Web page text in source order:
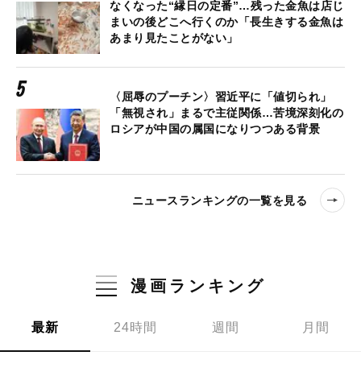
なくなった“縁日の定番”…残った金魚は店じ
まいの後どこへ行くのか「長生きする金魚は
あまり見たことがない」
〈屈辱のプーチン〉習近平に「値切られ」
「無視され」まるで主従関係…苦境深刻化の
ロシアが中国の属国になりつつある背景
ニュースランキングの一覧を見る
漫画ランキング
最新 24時間 週間 月間